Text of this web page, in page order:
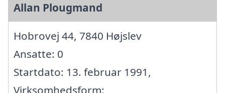
Allan Plougmand
Hobrovej 44, 7840 Højslev
Ansatte: 0
Startdato: 13. februar 1991,
Virksomhedsform: